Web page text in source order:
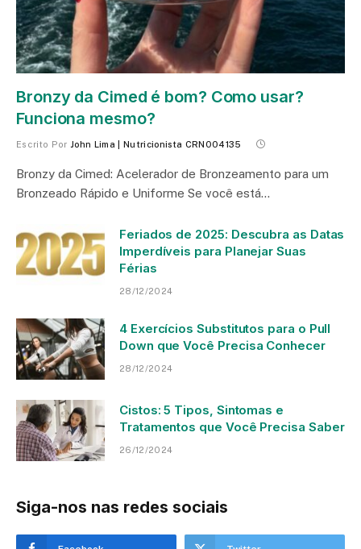
Bronzy da Cimed é bom? Como usar?
Funciona mesmo?
Escrito Por John Lima | Nutricionista CRN004135
Bronzy da Cimed: Acelerador de Bronzeamento para um
Bronzeado Rápido e Uniforme Se você está…
Feriados de 2025: Descubra as Datas
Imperdíveis para Planejar Suas
Férias
28/12/2024
4 Exercícios Substitutos para o Pull
Down que Você Precisa Conhecer
28/12/2024
Cistos: 5 Tipos, Sintomas e
Tratamentos que Você Precisa Saber
26/12/2024
Siga-nos nas redes sociais